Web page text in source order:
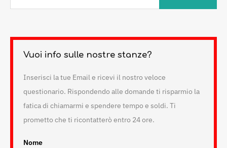
Vuoi info sulle nostre stanze?
Inserisci la tue Email e ricevi il nostro veloce
questionario. Rispondendo alle domande ti risparmio la
fatica di chiamarmi e spendere tempo e soldi. Ti
prometto che ti ricontatterò entro 24 ore.
Nome